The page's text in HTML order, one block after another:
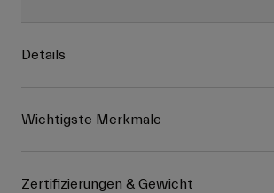
Details
Wichtigste Merkmale
Zertifizierungen & Gewicht